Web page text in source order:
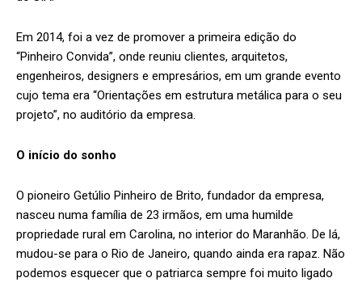
Em 2014, foi a vez de promover a primeira edição do
“Pinheiro Convida”, onde reuniu clientes, arquitetos,
engenheiros, designers e empresários, em um grande evento
cujo tema era “Orientações em estrutura metálica para o seu
projeto”, no auditório da empresa.
O início do sonho
O pioneiro Getúlio Pinheiro de Brito, fundador da empresa,
nasceu numa família de 23 irmãos, em uma humilde
propriedade rural em Carolina, no interior do Maranhão. De lá,
mudou-se para o Rio de Janeiro, quando ainda era rapaz. Não
podemos esquecer que o patriarca sempre foi muito ligado